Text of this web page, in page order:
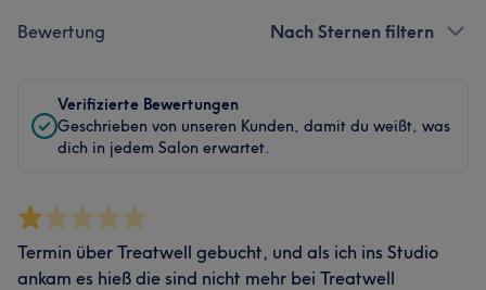
Bewertung Nach Sternen filtern
Verifizierte Bewertungen
Geschrieben von unseren Kunden, damit du weißt, was
dich in jedem Salon erwartet.
Termin über Treatwell gebucht, und als ich ins Studio
ankam es hieß die sind nicht mehr bei Treatwell